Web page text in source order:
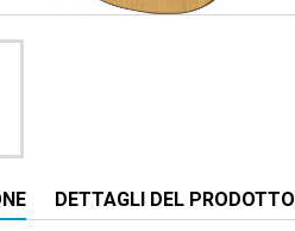
DETTAGLI DEL PRODOTTO